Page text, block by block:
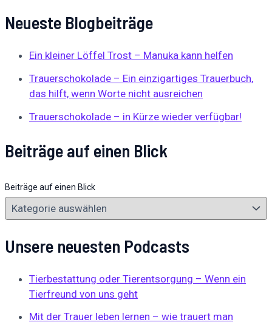
Neueste Blogbeiträge
Ein kleiner Löffel Trost – Manuka kann helfen
Trauerschokolade – Ein einzigartiges Trauerbuch,
das hilft, wenn Worte nicht ausreichen
Trauerschokolade – in Kürze wieder verfügbar!
Beiträge auf einen Blick
Beiträge auf einen Blick
Unsere neuesten Podcasts
Tierbestattung oder Tierentsorgung – Wenn ein
Tierfreund von uns geht
Mit der Trauer leben lernen – wie trauert man